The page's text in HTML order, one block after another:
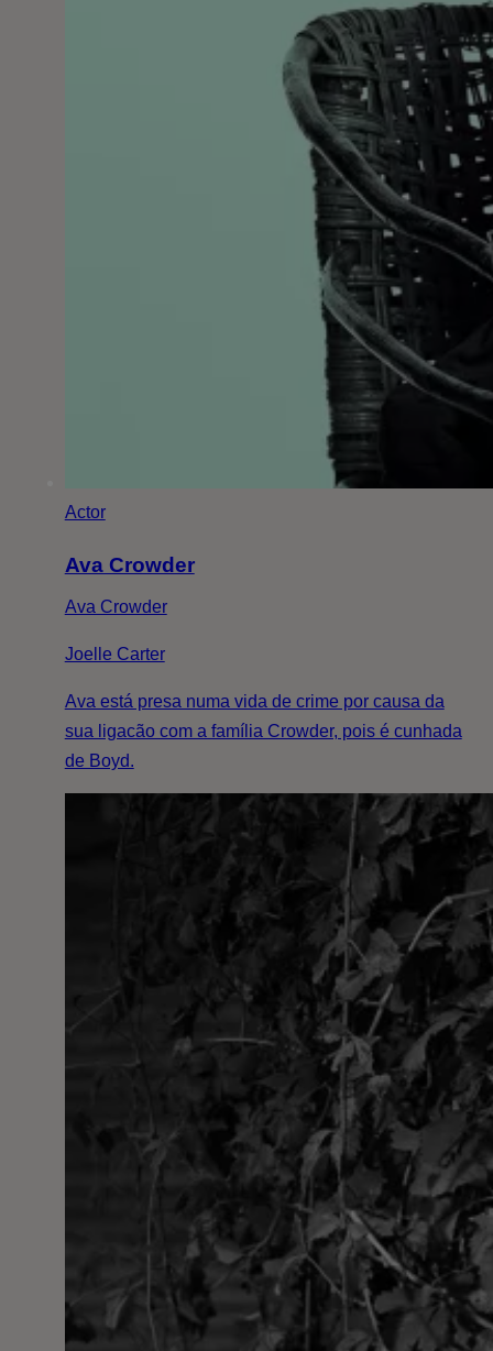
Actor
Ava Crowder
Ava Crowder
Joelle Carter
Ava está presa numa vida de crime por causa da
sua ligacão com a família Crowder, pois é cunhada
de Boyd.